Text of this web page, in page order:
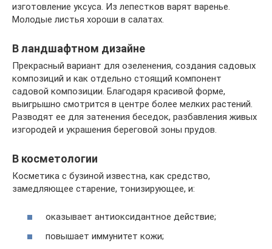
изготовление уксуса. Из лепестков варят варенье.
Молодые листья хороши в салатах.
В ландшафтном дизайне
Прекрасный вариант для озеленения, создания садовых
композиций и как отдельно стоящий компонент
садовой композиции. Благодаря красивой форме,
выигрышно смотрится в центре более мелких растений.
Разводят ее для затенения беседок, разбавления живых
изгородей и украшения береговой зоны прудов.
В косметологии
Косметика с бузиной известна, как средство,
замедляющее старение, тонизирующее, и:
оказывает антиоксидантное действие;
повышает иммунитет кожи;